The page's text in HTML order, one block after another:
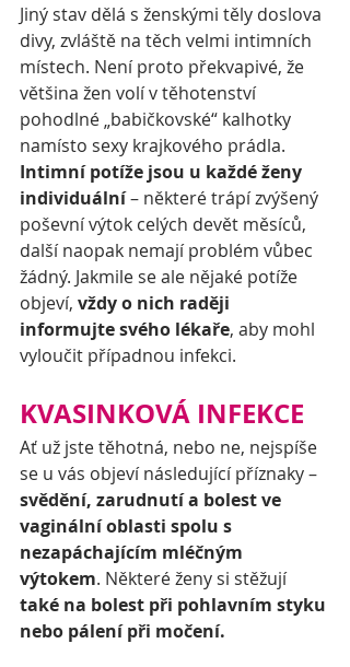
Jiný stav dělá s ženskými těly doslova
divy, zvláště na těch velmi intimních
místech. Není proto překvapivé, že
většina žen volí v těhotenství
pohodlné „babičkovské“ kalhotky
namísto sexy krajkového prádla.
Intimní potíže jsou u každé ženy
individuální – některé trápí zvýšený
poševní výtok celých devět měsíců,
další naopak nemají problém vůbec
žádný. Jakmile se ale nějaké potíže
objeví, vždy o nich raději
informujte svého lékaře, aby mohl
vyloučit případnou infekci.
KVASINKOVÁ INFEKCE
Ať už jste těhotná, nebo ne, nejspíše
se u vás objeví následující příznaky –
svědění, zarudnutí a bolest ve
vaginální oblasti spolu s
nezapáchajícím mléčným
výtokem. Některé ženy si stěžují
také na bolest při pohlavním styku
nebo pálení při močení.